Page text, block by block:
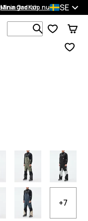
Köp nu
Mina Ordrar SE
Sök bland
+7